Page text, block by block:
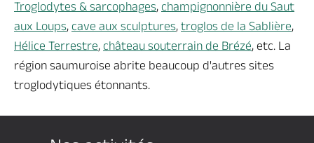
Troglodytes & sarcophages, champignonnière du Saut
aux Loups, cave aux sculptures, troglos de la Sablière,
Hélice Terrestre, château souterrain de Brézé, etc. La
région saumuroise abrite beaucoup d'autres sites
troglodytiques étonnants.